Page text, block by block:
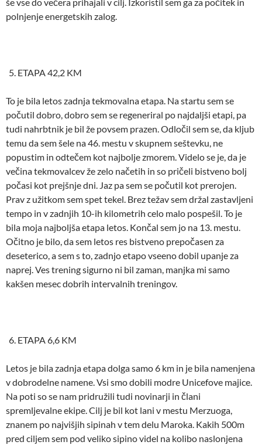
polnjenje energetskih zalog.
ETAPA 42,2 KM
To je bila letos zadnja tekmovalna etapa. Na startu sem se
počutil dobro, dobro sem se regeneriral po najdaljši etapi, pa
tudi nahrbtnik je bil že povsem prazen. Odločil sem se, da kljub
temu da sem šele na 46. mestu v skupnem seštevku, ne
popustim in odtečem kot najbolje zmorem. Videlo se je, da je
večina tekmovalcev že zelo načetih in so pričeli bistveno bolj
počasi kot prejšnje dni. Jaz pa sem se počutil kot prerojen.
Prav z užitkom sem spet tekel. Brez težav sem držal zastavljeni
tempo in v zadnjih 10-ih kilometrih celo malo pospešil. To je
bila moja najboljša etapa letos. Končal sem jo na 13. mestu.
Očitno je bilo, da sem letos res bistveno prepočasen za
deseterico, a sem s to, zadnjo etapo vseeno dobil upanje za
naprej. Ves trening sigurno ni bil zaman, manjka mi samo
kakšen mesec dobrih intervalnih treningov.
ETAPA 6,6 KM
Letos je bila zadnja etapa dolga samo 6 km in je bila namenjena
v dobrodelne namene. Vsi smo dobili modre Unicefove majice.
Na poti so se nam pridružili tudi novinarji in člani
spremljevalne ekipe. Cilj je bil kot lani v mestu Merzuoga,
znanem po najvišjih sipinah v tem delu Maroka. Kakih 500m
pred ciljem sem pod veliko sipino videl na kolibo naslonjena